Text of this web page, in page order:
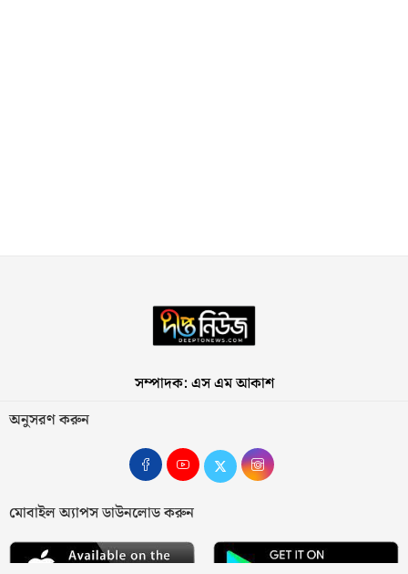
সম্পাদক: এস এম আকাশ
অনুসরণ করুন
মোবাইল অ্যাপস ডাউনলোড করুন